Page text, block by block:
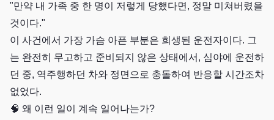
"만약 내 가족 중 한 명이 저렇게 당했다면, 정말 미쳐버렸을
것이다."
이 사건에서 가장 가슴 아픈 부분은 희생된 운전자이다. 그
는 완전히 무고하고 준비되지 않은 상태에서, 심야에 운전하
던 중, 역주행하던 차와 정면으로 충돌하여 반응할 시간조차
없었다.
🧠 왜 이런 일이 계속 일어나는가?